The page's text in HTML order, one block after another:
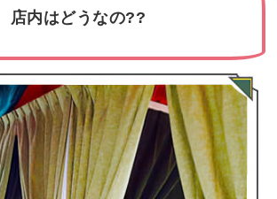
店内はどうなの??